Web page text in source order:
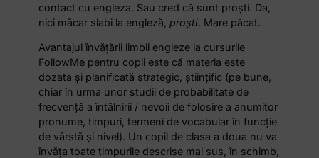
contact cu engleza. Sau cred că sunt proști. Da,
nici măcar slabi la engleză, proști. Mare păcat.
Avantajul învățării limbii engleze la cursurile
FollowMe pentru copii este că materia este
dozată și planificată strategic, științific (pe bune,
chiar în urma unor studii de probabilitate de
frecvență a întâlnirii / nevoii de folosire a anumitor
pronume, timpuri, termeni de vocabular în funcție
de vârstă și nivel). Un copil de clasa a doua nu va
învăța toate timpurile descrise mai sus, în schimb,